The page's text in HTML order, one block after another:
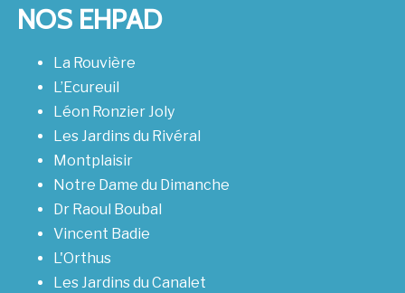
NOS EHPAD
La Rouvière
L’Ecureuil
Léon Ronzier Joly
Les Jardins du Rivéral
Montplaisir
Notre Dame du Dimanche
Dr Raoul Boubal
Vincent Badie
L'Orthus
Les Jardins du Canalet